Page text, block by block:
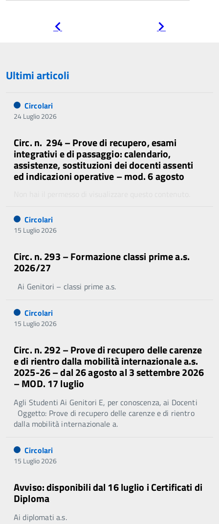
Ultimi articoli
Circolari
24 Luglio 2026
Circ. n. 294 – Prove di recupero, esami
integrativi e di passaggio: calendario,
assistenze, sostituzioni dei docenti assenti
ed indicazioni operative – mod. 6 agosto
Circolari
15 Luglio 2026
Circ. n. 293 – Formazione classi prime a.s.
2026/27
Ai Genitori – classi prime a.s.
Circolari
15 Luglio 2026
Circ. n. 292 – Prove di recupero delle carenze
e di rientro dalla mobilità internazionale a.s.
2025-26 – dal 26 agosto al 3 settembre 2026
– MOD. 17 luglio
Agli Studenti Ai Genitori E, per conoscenza, ai Docenti
Oggetto: Prove di recupero delle carenze e di rientro
dalla mobilità internazionale a.
Circolari
15 Luglio 2026
Avviso: disponibili dal 16 luglio i Certificati di
Diploma
Ai diplomati a.s.